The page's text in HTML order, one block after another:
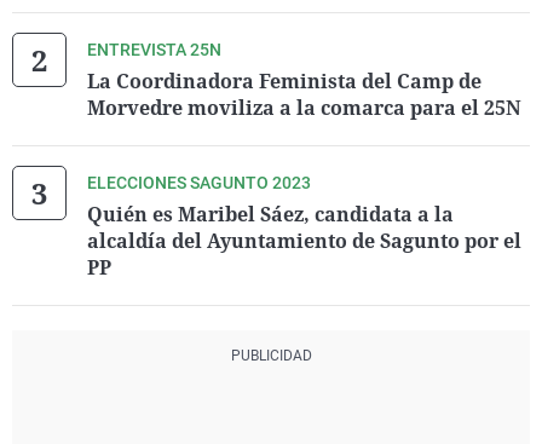
ENTREVISTA 25N
La Coordinadora Feminista del Camp de
Morvedre moviliza a la comarca para el 25N
ELECCIONES SAGUNTO 2023
Quién es Maribel Sáez, candidata a la
alcaldía del Ayuntamiento de Sagunto por el
PP